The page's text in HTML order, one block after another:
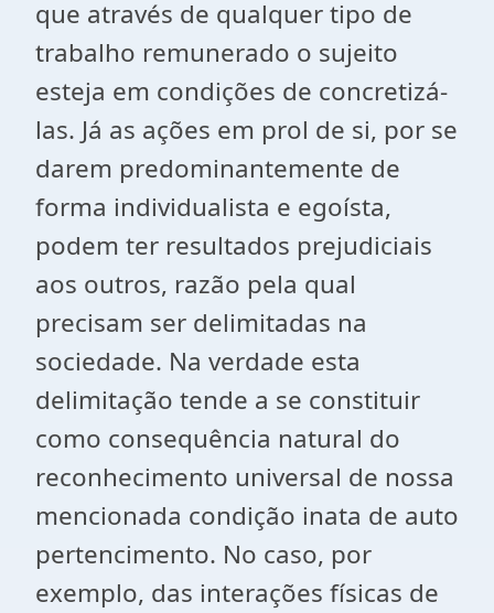
que através de qualquer tipo de
trabalho remunerado o sujeito
esteja em condições de concretizá-
las. Já as ações em prol de si, por se
darem predominantemente de
forma individualista e egoísta,
podem ter resultados prejudiciais
aos outros, razão pela qual
precisam ser delimitadas na
sociedade. Na verdade esta
delimitação tende a se constituir
como consequência natural do
reconhecimento universal de nossa
mencionada condição inata de auto
pertencimento. No caso, por
exemplo, das interações físicas de